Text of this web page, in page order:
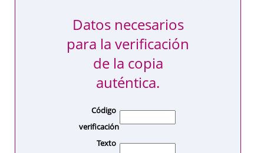
Datos necesarios
para la verificación
de la copia
auténtica.
Código
verificación
Texto